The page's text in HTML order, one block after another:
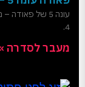
עונה 5 של
4.
מעבר לסדרה